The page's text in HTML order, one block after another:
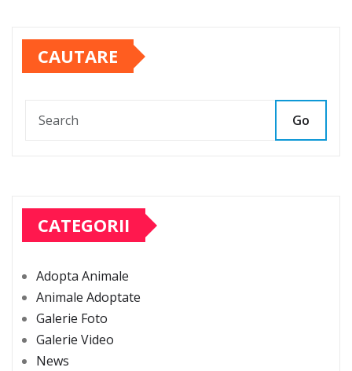
CAUTARE
Go
CATEGORII
Adopta Animale
Animale Adoptate
Galerie Foto
Galerie Video
News